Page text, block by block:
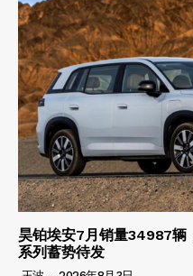
昊铂埃安7月销量34987辆
系列蓄势待发